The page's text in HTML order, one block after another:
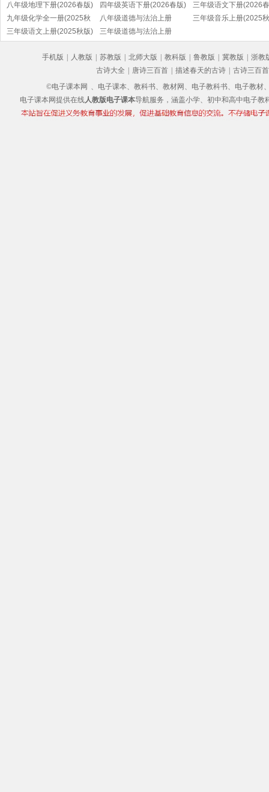
(部编版)
(2026春版)(部编版)
(部编版)
八年级地理下册(2026春版)
四年级英语下册(2026春版)
(PEP)
三年级语文下册(2026
(部编版)
九年级化学全一册(2025秋
版)
八年级道德与法治上册
(2025秋版)(部编版)
三年级音乐上册(2025
三年级语文上册(2025秋版)
三年级道德与法治上册
手机版
人教版 苏教版 北师大版 教科版 鲁教版 冀教版
浙教
古诗大全
唐诗三百首 描述春天的古诗
古诗三百首
©电子课本网 、电子课本、教科书、教材网、电子教科书、电子教材
电子课本网提供在线人教版电子课本导航服务，涵盖小学、初中和高中电子